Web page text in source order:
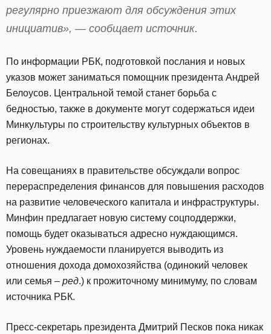
регулярно приезжают для обсуждения этих
инициатив», — сообщает источник.
По информации РБК, подготовкой послания и новых
указов может заниматься помощник президента Андрей
Белоусов. Центральной темой станет борьба с
бедностью, также в документе могут содержаться идеи
Минкультуры по строительству культурных объектов в
регионах.
На совещаниях в правительстве обсуждали вопрос
перераспределения финансов для повышения расходов
на развитие человеческого капитала и инфраструктуры.
Минфин предлагает новую систему соцподдержки,
помощь будет оказываться адресно нуждающимся.
Уровень нуждаемости планируется выводить из
отношения дохода домохозяйства (одинокий человек
или семья – ред.) к прожиточному минимуму, по словам
источника РБК.
Пресс-секретарь президента Дмитрий Песков пока никак